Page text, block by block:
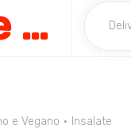
Mille e una Notte - Udine Centro
e Vegano Insalate